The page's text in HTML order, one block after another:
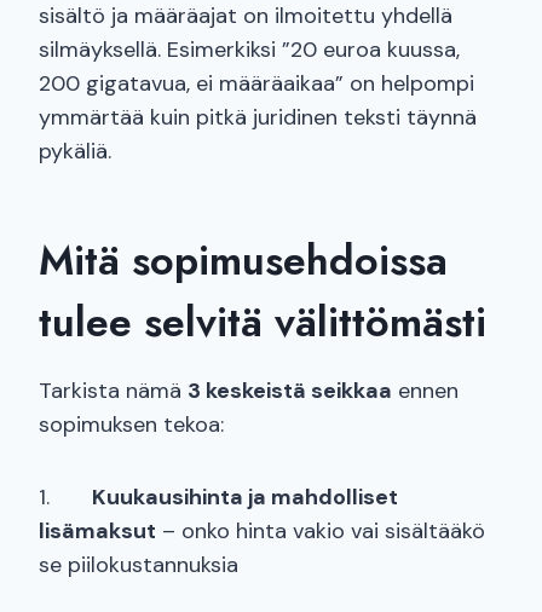
sisältö ja määräajat on ilmoitettu yhdellä
silmäyksellä. Esimerkiksi ”20 euroa kuussa,
200 gigatavua, ei määräaikaa” on helpompi
ymmärtää kuin pitkä juridinen teksti täynnä
pykäliä.
Mitä sopimusehdoissa
tulee selvitä välittömästi
Tarkista nämä 3 keskeistä seikkaa ennen
sopimuksen tekoa:
1. Kuukausihinta ja mahdolliset
lisämaksut – onko hinta vakio vai sisältääkö
se piilokustannuksia